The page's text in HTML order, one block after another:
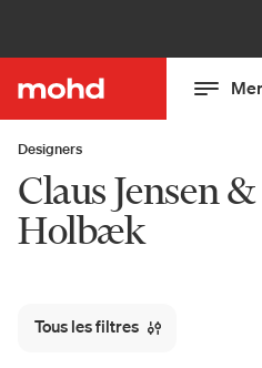
Designers
Claus Jensen
Holbæk
Tous les filtres